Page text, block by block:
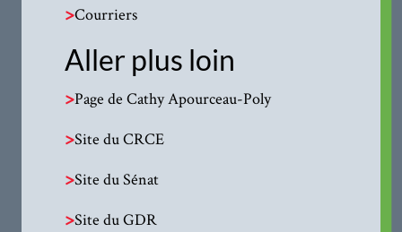
>Courriers
Aller plus loin
>Page de Cathy Apourceau-Poly
>Site du CRCE
>Site du Sénat
>Site du GDR